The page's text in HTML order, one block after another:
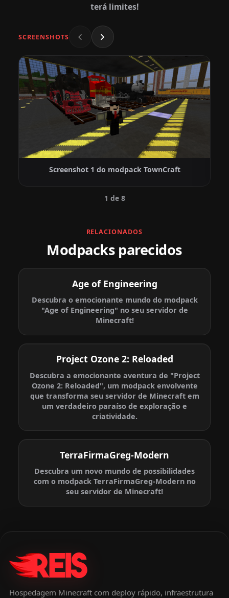
terá limites!
SCREENSHOTS
Screenshot 1 do modpack TownCraft
1 de 8
RELACIONADOS
Modpacks parecidos
Age of Engineering
Descubra o emocionante mundo do modpack
"Age of Engineering" no seu servidor de
Minecraft!
Project Ozone 2: Reloaded
Descubra a emocionante aventura de "Project
Ozone 2: Reloaded", um modpack envolvente
que transforma seu servidor de Minecraft em
um verdadeiro paraíso de exploração e
criatividade.
TerraFirmaGreg-Modern
Descubra um novo mundo de possibilidades
com o modpack TerraFirmaGreg-Modern no
seu servidor de Minecraft!
Hospedagem Minecraft com deploy rápido, infraestrutura